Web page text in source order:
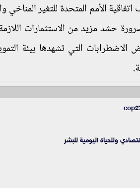
الأمم المتحدة للتغير المناخي
المعني بتمويل اجندة التنمية المستدامة ٢٠٣٠، على ضرورة حشد مزيد من
التي تشهدها بيئة
وللحياة اليومية للبشر